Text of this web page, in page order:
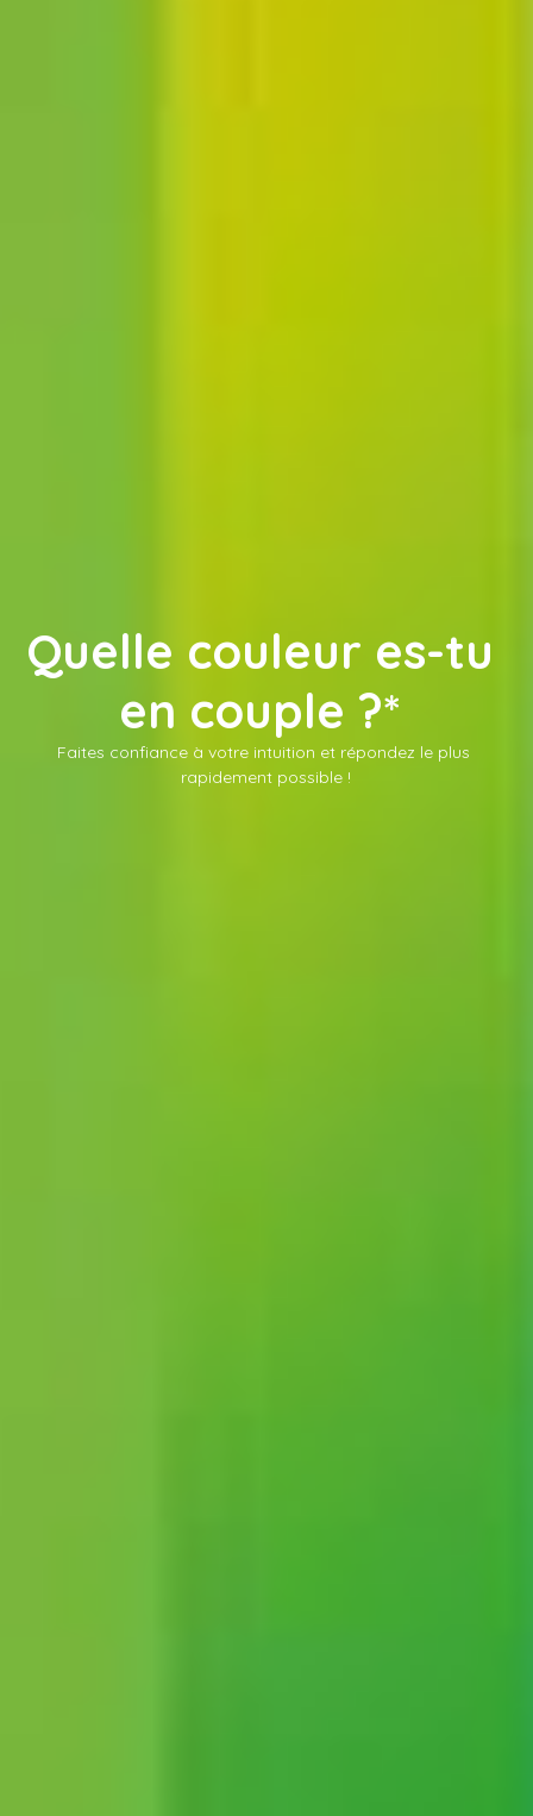
Quelle couleur es-tu
en couple ?*
Faites confiance à votre intuition et répondez le plus
rapidement possible !